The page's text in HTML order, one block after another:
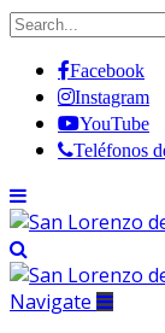
Facebook
Instagram
YouTube
Teléfonos
Navigate